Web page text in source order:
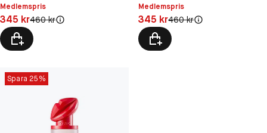
Medlemspris
Pris: 345 kr
345 krOriginal pris:
460 kr
Medlemspris
Pris: 345 kr
345 krOriginal pris:
460 kr
Spara 25%